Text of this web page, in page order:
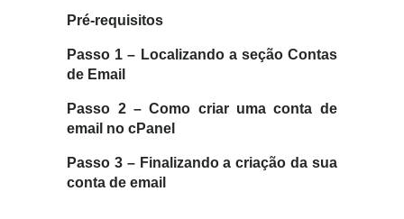
Pré-requisitos
Passo 1 – Localizando a seção Contas
de Email
Passo 2 – Como criar uma conta de
email no cPanel
Passo 3 – Finalizando a criação da sua
conta de email